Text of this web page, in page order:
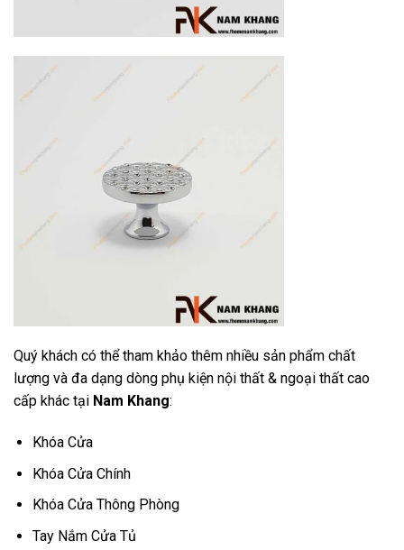
Quý khách có thể tham khảo thêm nhiều sản phẩm chất
lượng và đa dạng dòng phụ kiện nội thất & ngoại thất cao
cấp khác tại Nam Khang:
Khóa Cửa
Khóa Cửa Chính
Khóa Cửa Thông Phòng
Tay Nắm Cửa Tủ